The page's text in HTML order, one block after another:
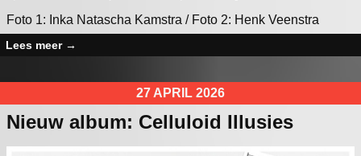
Foto 1: Inka Natascha Kamstra / Foto 2: Henk Veenstra
Lees meer →
27 APRIL 2026
Nieuw album: Celluloid Illusies